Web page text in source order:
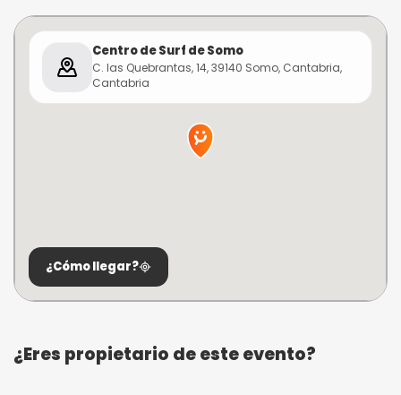
Centro de Surf de Somo
C. las Quebrantas, 14, 39140 Somo, Cantabria,
Cantabria
¿Cómo llegar?
¿Eres propietario de este evento?